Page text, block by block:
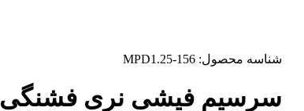
شناسه محصول: MPD1.25-156
سرسیم فیشی نری فشنگی 1.5